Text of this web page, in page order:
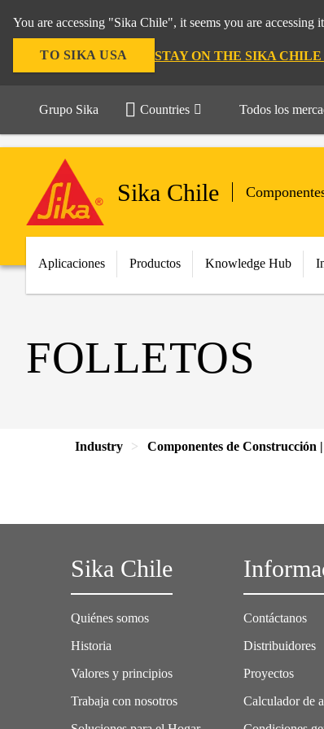
You are accessing "Sika Chile", it seems you are
TO SIKA USA STAY ON THE SIKA
Grupo Sika Countries Todos los
Sika Chile
Aplicaciones Productos Knowledge Hub
FOLLETOS
Industry Componentes de Construcción
Sika Chile
Quiénes somos
Historia
Valores y principios
Trabaja con nosotros
Contáctanos
Distribuidores
Proyectos
Calculador de